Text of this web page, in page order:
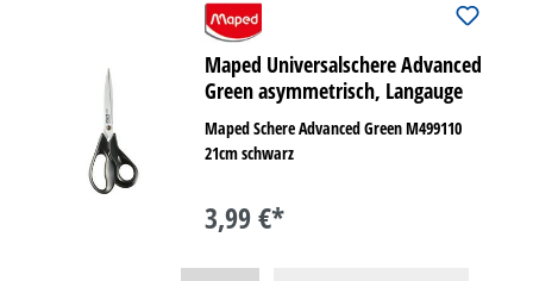
Maped Universalschere Advanced
Green asymmetrisch, Langauge
Maped Schere Advanced Green M499110
21cm schwarz
3,99 €*